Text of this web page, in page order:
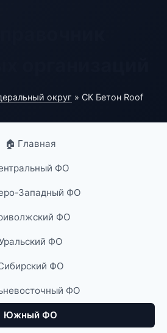
округ » СК Бетон Roof
🏠 Главная
ФО
Западный ФО
ФО
ФО
ФО
ФО
Южный ФО